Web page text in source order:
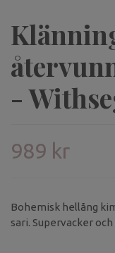
-
989 kr
Bohemisk hellång
sari. Supervacker